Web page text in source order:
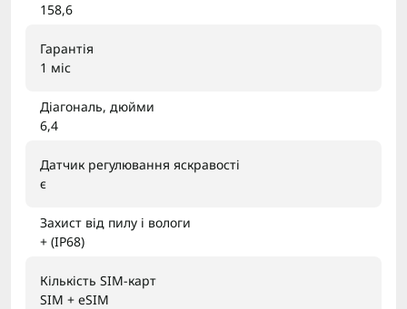
158,6
Гарантія
1 міс
Діагональ, дюйми
6,4
Датчик регулювання яскравості
є
Захист від пилу і вологи
+ (IP68)
Кількість SIM-карт
SIM + eSIM